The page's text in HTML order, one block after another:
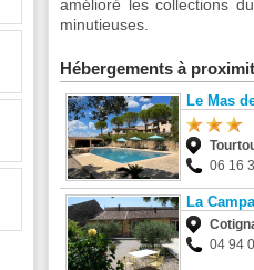
amélioré les collections
minutieuses.
Hébergements à
Le Mas
06 16
La
04 94